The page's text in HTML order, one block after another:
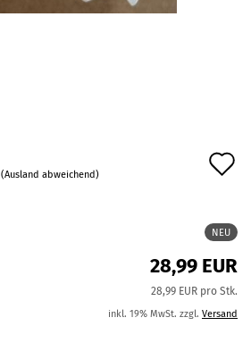
(Ausland abweichend)
NEU
28,99 EUR
28,99 EUR pro Stk.
inkl. 19% MwSt. zzgl. Versand